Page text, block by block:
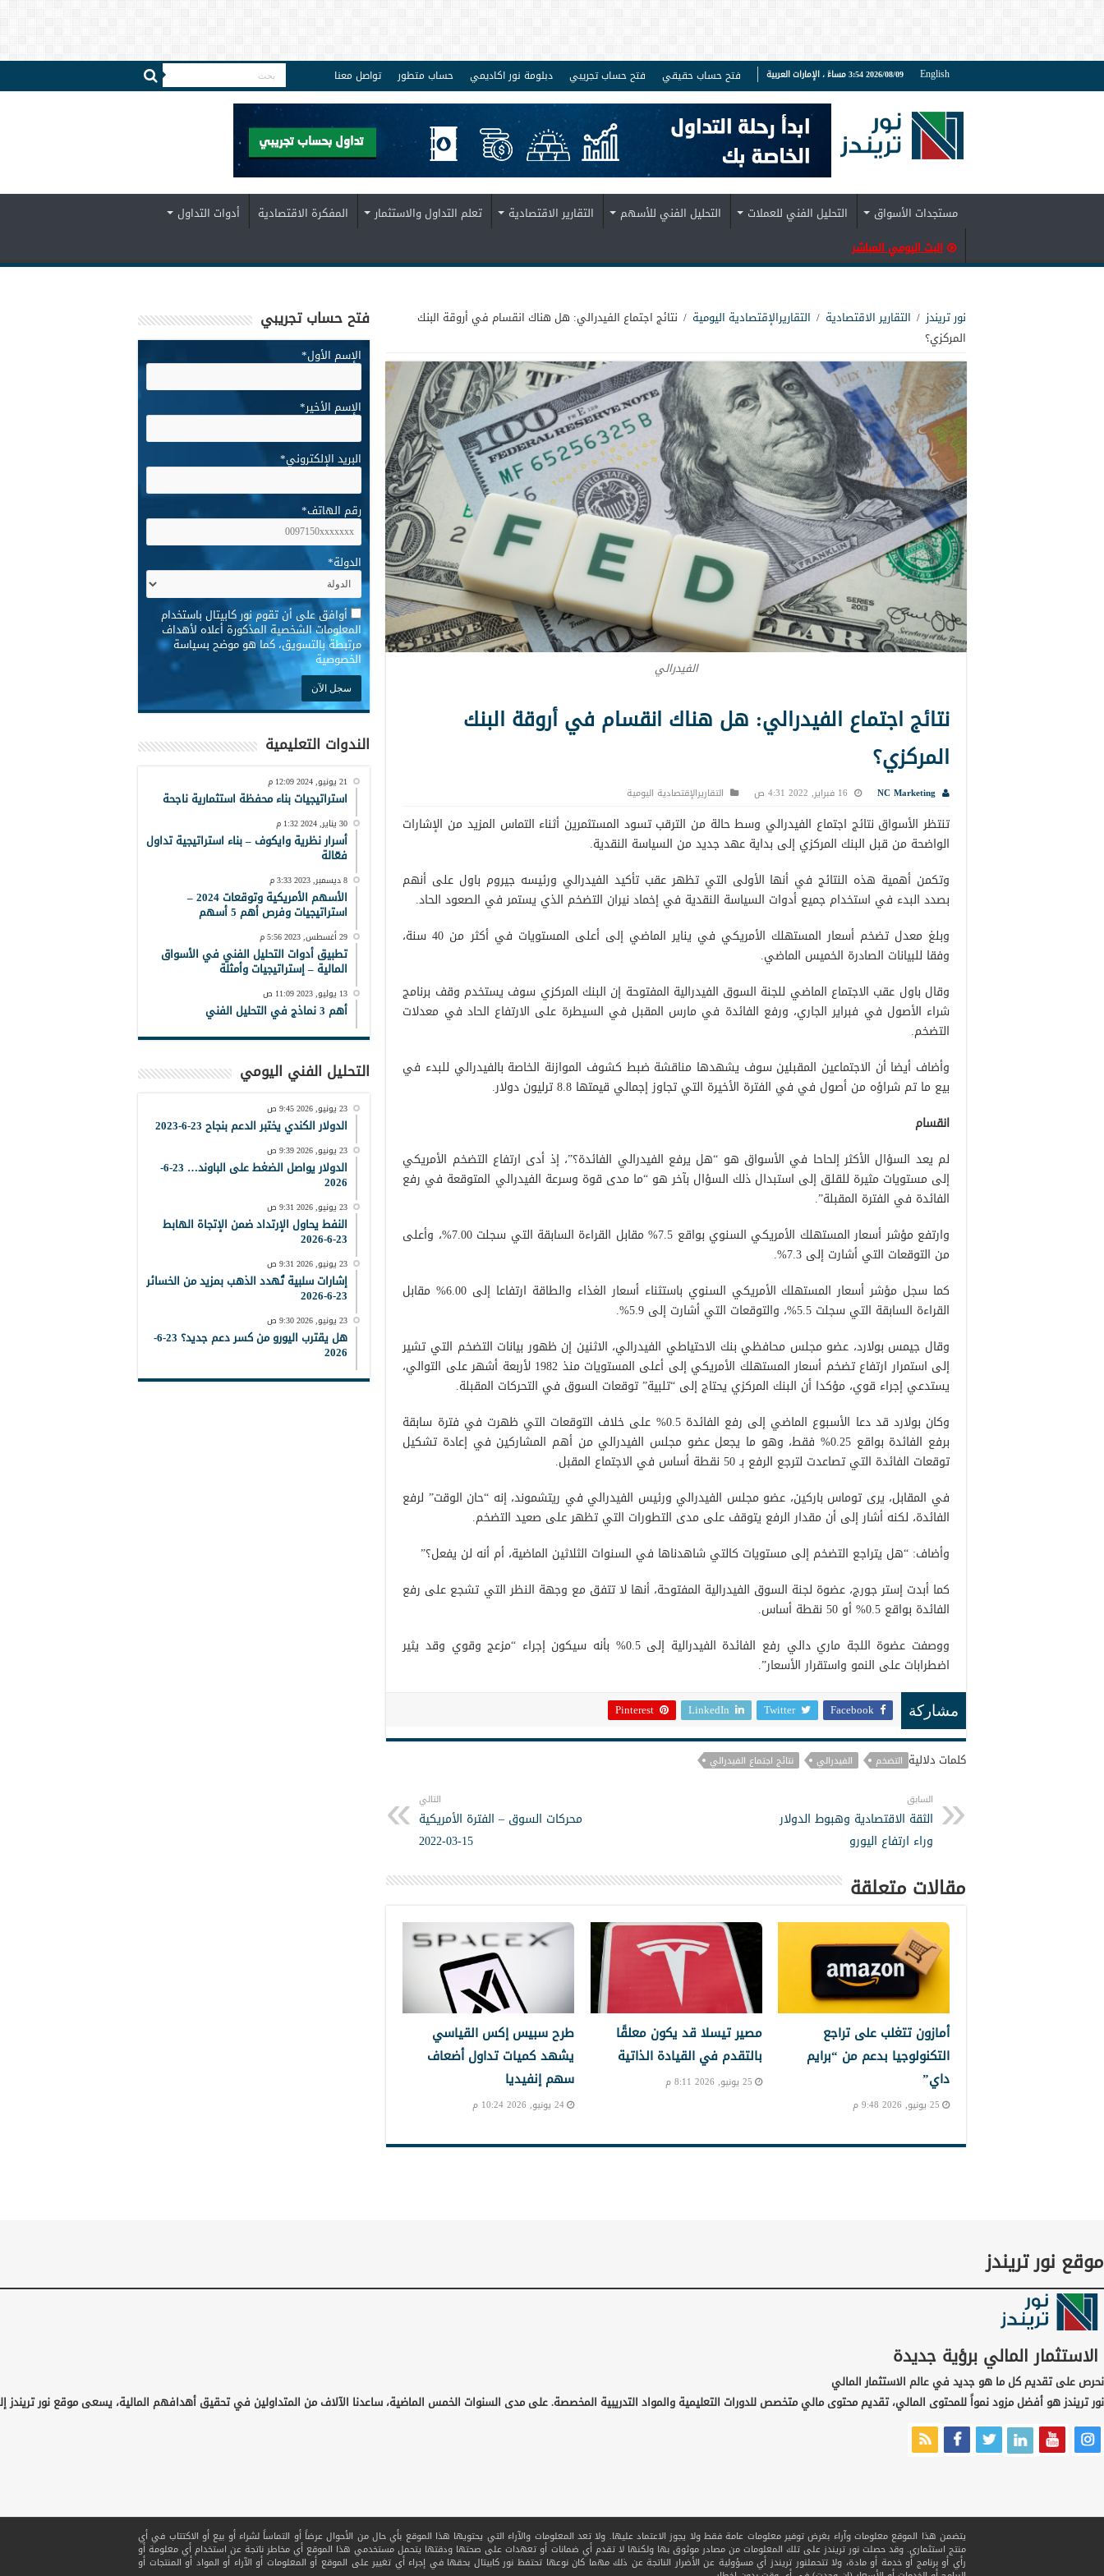
English 2026/08/09 3:54 مساءً ، الإمارات العربية فتح حساب حقيقي فتح حساب تجريبي دبلومة نور اكاديمي حساب متطور تواصل معنا
مستجدات الأسواق التحليل الفني للعملات التحليل الفني للأسهم التقارير الاقتصادية تعلم التداول والاستثمار المفكرة الاقتصادية
أدوات التداول
البث اليومي المباشر
نور تريندز / التقارير الاقتصادية / التقاريرالإقتصادية اليومية / نتائج اجتماع الفيدرالي: هل هناك انقسام في أروقة البنك
المركزي؟
الفيدرالي
نتائج اجتماع الفيدرالي: هل هناك انقسام في أروقة البنك
المركزي؟
NC Marketing 16 فبراير, 2022 4:31 ص التقاريرالإقتصادية اليومية
تنتظر الأسواق نتائج اجتماع الفيدرالي وسط حالة من الترقب تسود المستثمرين أثناء التماس المزيد من الإشارات
الواضحة من قبل البنك المركزي إلى بداية عهد جديد من السياسة النقدية.
وتكمن أهمية هذه النتائج في أنها الأولى التي تظهر عقب تأكيد الفيدرالي ورئيسه جيروم باول على أنهم
بصدد البدء في استخدام جميع أدوات السياسة النقدية في إخماد نيران التضخم الذي يستمر في الصعود الحاد.
وبلغ معدل تضخم أسعار المستهلك الأمريكي في يناير الماضي إلى أعلى المستويات في أكثر من 40 سنة،
وفقا للبيانات الصادرة الخميس الماضي.
وقال باول عقب الاجتماع الماضي للجنة السوق الفيدرالية المفتوحة إن البنك المركزي سوف يستخدم وقف برنامج
شراء الأصول في فبراير الجاري، ورفع الفائدة في مارس المقبل في السيطرة على الارتفاع الحاد في معدلات
التضخم.
وأضاف أيضا أن الاجتماعين المقبلين سوف يشهدها مناقشة ضبط كشوف الموازنة الخاصة بالفيدرالي للبدء في
بيع ما تم شراؤه من أصول في في الفترة الأخيرة التي تجاوز إجمالي قيمتها 8.8 ترليون دولار.
انقسام
لم يعد السؤال الأكثر إلحاحا في الأسواق هو “هل يرفع الفيدرالي الفائدة؟”، إذ أدى ارتفاع التضخم الأمريكي
إلى مستويات مثيرة للقلق إلى استبدال ذلك السؤال بآخر هو “ما مدى قوة وسرعة الفيدرالي المتوقعة في رفع
الفائدة في الفترة المقبلة”.
وارتفع مؤشر أسعار المستهلك الأمريكي السنوي بواقع 7.5% مقابل القراءة السابقة التي سجلت 7.00%، وأعلى
من التوقعات التي أشارت إلى 7.3%.
كما سجل مؤشر أسعار المستهلك الأمريكي السنوي باستثناء أسعار الغذاء والطاقة ارتفاعا إلى 6.00% مقابل
القراءة السابقة التي سجلت 5.5%، والتوقعات التي أشارت إلى 5.9%.
وقال جيمس بولارد، عضو مجلس محافظي بنك الاحتياطي الفيدرالي، الاثنين إن ظهور بيانات التضخم التي تشير
إلى استمرار ارتفاع تضخم أسعار المستهلك الأمريكي إلى أعلى المستويات منذ 1982 لأربعة أشهر على التوالي،
يستدعي إجراء قوي، مؤكدا أن البنك المركزي يحتاج إلى “تلبية” توقعات السوق في التحركات المقبلة.
وكان بولارد قد دعا الأسبوع الماضي إلى رفع الفائدة 0.5% على خلاف التوقعات التي ظهرت في فترة سابقة
برفع الفائدة بواقع 0.25% فقط، وهو ما يجعل عضو مجلس الفيدرالي من أهم المشاركين في إعادة تشكيل
توقعات الفائدة التي تصاعدت لترجع الرفع بـ 50 نقطة أساس في الاجتماع المقبل.
في المقابل، يرى توماس باركين، عضو مجلس الفيدرالي ورئيس الفيدرالي في ريتشموند، إنه “حان الوقت” لرفع
الفائدة، لكنه أشار إلى أن مقدار الرفع يتوقف على مدى التطورات التي تظهر على صعيد التضخم.
وأضاف: “هل يتراجع التضخم إلى مستويات كالتي شاهدناها في السنوات الثلاثين الماضية، أم أنه لن يفعل؟”
كما أبدت إستر جورج، عضوة لجنة السوق الفيدرالية المفتوحة، أنها لا تتفق مع وجهة النظر التي تشجع على رفع
الفائدة بواقع 0.5% أو 50 نقطة أساس.
ووصفت عضوة اللجة ماري دالي رفع الفائدة الفيدرالية إلى 0.5% بأنه سيكون إجراء “مزعج وقوي وقد يثير
اضطرابات على النمو واستقرار الأسعار”.
مشاركة Facebook
Twitter
LinkedIn
Pinterest
كلمات دلالية التضخم الفيدرالي نتائج اجتماع الفيدرالي
السابق
الثقة الاقتصادية وهبوط الدولار
وراء ارتفاع اليورو
التالي
محركات السوق – الفترة الأمريكية
15-03-2022
مقالات متعلقة
أمازون تتغلب على تراجع
التكنولوجيا بدعم من “برايم
داي”
25 يونيو, 2026 9:48 م
مصير تيسلا قد يكون معلقًا
بالتقدم في القيادة الذاتية
25 يونيو, 2026 8:11 م
طرح سبيس إكس القياسي
يشهد كميات تداول أضعاف
سهم إنفيديا
24 يونيو, 2026 10:24 م
فتح حساب تجريبي
الإسم الأول*
الإسم الأخير*
البريد الإلكتروني*
رقم الهاتف*
الدولة*
* أوافق على أن تقوم نور كابيتال باستخدام
المعلومات الشخصية المذكورة أعلاه لأهداف
مرتبطة بالتسويق، كما هو موضح بسياسة
الخصوصية
الندوات التعليمية
21 يونيو, 2024 12:09 م
استراتيجيات بناء محفظة استثمارية ناجحة
30 يناير, 2024 1:32 م
أسرار نظرية وايكوف – بناء استراتيجية تداول
فعّالة
8 ديسمبر, 2023 3:33 م
الأسهم الأمريكية وتوقعات 2024 –
استراتيجيات وفرص أهم 5 أسهم
29 أغسطس, 2023 5:56 م
تطبيق أدوات التحليل الفني في الأسواق
المالية – إستراتيجيات وأمثلة
13 يوليو, 2023 11:09 ص
أهم 3 نماذج في التحليل الفني
التحليل الفني اليومي
23 يونيو, 2026 9:45 ص
الدولار الكندي يختبر الدعم بنجاح 23-6-2023
23 يونيو, 2026 9:39 ص
الدولار يواصل الضغط على الباوند… 23-6-
2026
23 يونيو, 2026 9:31 ص
النفط يحاول الإرتداد ضمن الإتجاة الهابط
23-6-2026
23 يونيو, 2026 9:31 ص
إشارات سلبية تُهدد الذهب بمزيد من الخسائر
23-6-2026
23 يونيو, 2026 9:30 ص
هل يقترب اليورو من كسر دعم جديد؟ 23-6-
2026
موقع نور تريندز
الاستثمار المالي برؤية جديدة
نحرص على تقديم كل ما هو جديد في عالم الاستثمار المالي
نور تريندز هو أفضل مزود نمواً للمحتوى المالي، تقديم محتوى مالي متخصص للدورات التعليمية والمواد التدريبية المخصصة. على مدى السنوات الخمس الماضية، ساعدنا الآلاف من المتداولين في تحقيق أهدافهم المالية، يسعى موقع نور تريندز
يتضمن هذا الموقع معلومات وآراء بغرض توفير معلومات عامة فقط ولا يجوز الاعتماد عليها. ولا تعد المعلومات والآراء التي يحتويها هذا الموقع بأي حال من الأحوال عرضاً أو التماساً لشراء أو بيع أو الاكتتاب في أي
منتج استثماري. وقد حصلت نور تريندز على تلك المعلومات من مصادر موثوق بها ولكنها لا تقدم أي ضمانات أو تعهدات على صحتها ودقتها يتحمل مستخدمي هذا الموقع أي مخاطر ناتجة عن استخدام أي معلومة أو
رأي أو برنامج أو خدمة أو مادة، ولا تتحملنور تريندز أي مسؤولية عن الأضرار الناتجة عن ذلك مهما كان نوعها تحتفظ نور كابيتال بحقها في إجراء أي تغيير على الموقع أو المعلومات أو الآراء أو المواد أو المنتجات أو